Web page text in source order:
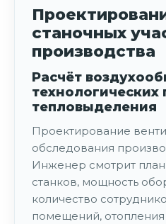
станочных
производства
Расчёт
технологических
тепловыделения
Проектирование
обследования
Инженер смотрит
станков, мощность
количество
помещений,